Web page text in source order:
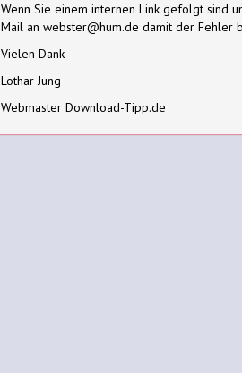
Wenn Sie einem internen Link gefolgt sind
Mail an webster@hum.de damit der Fehler
Vielen Dank
Lothar Jung
Webmaster Download-Tipp.de